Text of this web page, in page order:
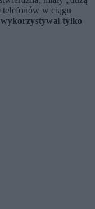
telefonów w ciągu
tylko